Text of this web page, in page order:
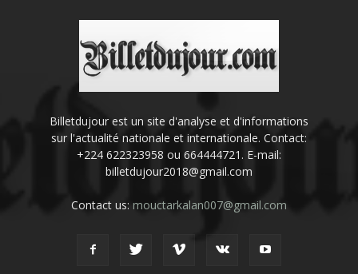
Billetdujour est un site d'analyse et d'informations
sur l'actualité nationale et internationale. Contact:
+224 622323958 ou 664444721. E-mail:
billetdujour2018@gmail.com
Contact us: mouctarkalan007@gmail.com